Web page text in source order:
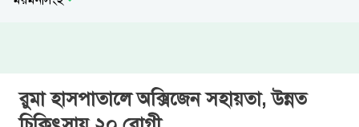
রুমা হাসপাতালে অক্সিজেন সহায়তা, উন্নত